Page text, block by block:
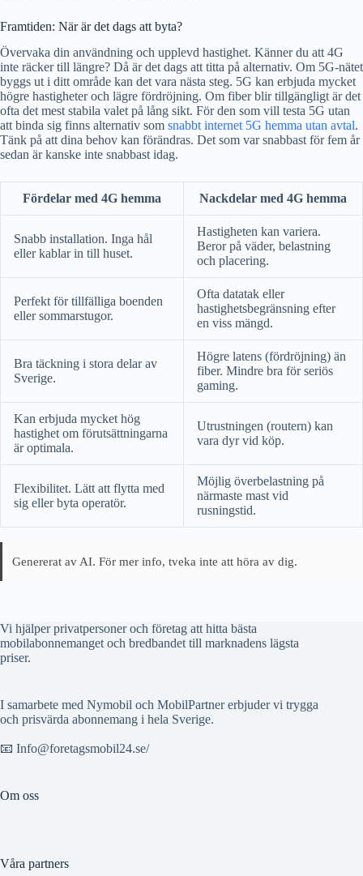
Framtiden: När är det dags att byta?
Övervaka din användning och upplevd hastighet. Känner du att 4G
inte räcker till längre? Då är det dags att titta på alternativ. Om 5G-nätet
byggs ut i ditt område kan det vara nästa steg. 5G kan erbjuda mycket
högre hastigheter och lägre fördröjning. Om fiber blir tillgängligt är det
ofta det mest stabila valet på lång sikt. För den som vill testa 5G utan
att binda sig finns alternativ som snabbt internet 5G hemma utan avtal.
Tänk på att dina behov kan förändras. Det som var snabbast för fem år
sedan är kanske inte snabbast idag.
Fördelar med 4G hemma Nackdelar med 4G hemma
Snabb installation. Inga hål
eller kablar in till huset.
Hastigheten kan variera.
Beror på väder, belastning
och placering.
Perfekt för tillfälliga boenden
eller sommarstugor.
Ofta datatak eller
hastighetsbegränsning efter
en viss mängd.
Bra täckning i stora delar av
Sverige.
Högre latens (fördröjning) än
fiber. Mindre bra för seriös
gaming.
Kan erbjuda mycket hög
hastighet om förutsättningarna
är optimala.
Utrustningen (routern) kan
vara dyr vid köp.
Flexibilitet. Lätt att flytta med
sig eller byta operatör.
Möjlig överbelastning på
närmaste mast vid
rusningstid.
Genererat av AI. För mer info, tveka inte att höra av dig.
Vi hjälper privatpersoner och företag att hitta bästa
mobilabonnemanget och bredbandet till marknadens lägsta
priser.
I samarbete med Nymobil och MobilPartner erbjuder vi trygga
och prisvärda abonnemang i hela Sverige.
📧 Info@foretagsmobil24.se/
Om oss
Våra partners